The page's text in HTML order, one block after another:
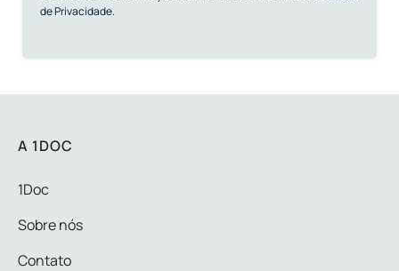
de Privacidade.
A 1DOC
1Doc
Sobre nós
Contato